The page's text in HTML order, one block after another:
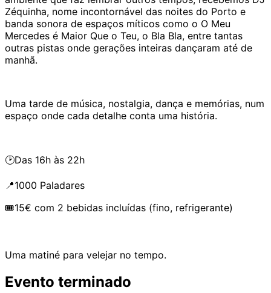
Zéquinha, nome incontornável das noites do Porto e
banda sonora de espaços míticos como o O Meu
Mercedes é Maior Que o Teu, o Bla Bla, entre tantas
outras pistas onde gerações inteiras dançaram até de
manhã.
Uma tarde de música, nostalgia, dança e memórias, num
espaço onde cada detalhe conta uma história.
🕑Das 16h às 22h
📍1000 Paladares
🎟15€ com 2 bebidas incluídas (fino, refrigerante)
Uma matiné para velejar no tempo.
Evento terminado